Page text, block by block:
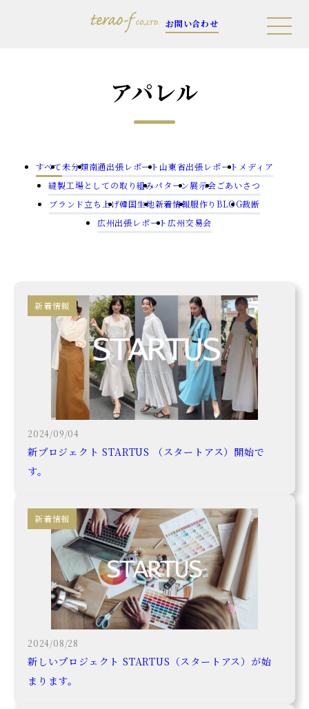
お問い合わせ
My Brand Influencer
Sewing
10着で始めるアパレルOEM START10
Startus
Counseling
Solution
スーパー縫製工場
BODY+ Tシャツ３０枚からのブランド作り
ブランドネームの作り方
全部入り「まるッと」開発サンプルパック
terao-fのユニフォーム
アパレル
すべて未分類南通出張レポート 山東省出張レポート メディア
縫製工場としての取り組みパターン展示会ごあいさつ
ブランド立ち上げ韓国生地新着情報服作りBLOG裁断
広州出張レポート 広州交易会
新着情報
2024/09/04
新プロジェクト STARTUS （スタートアス）開始で
す。
新着情報
2024/08/28
新しいプロジェクト STARTUS（スタートアス）が始
まります。